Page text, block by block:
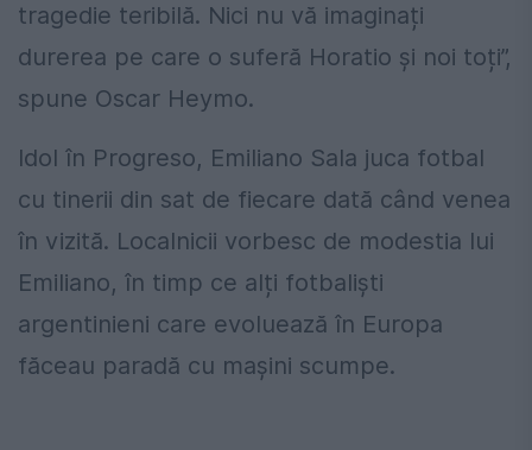
tragedie teribilă. Nici nu vă imaginați
durerea pe care o suferă Horatio și noi toți”,
spune Oscar Heymo.
Idol în Progreso, Emiliano Sala juca fotbal
cu tinerii din sat de fiecare dată când venea
în vizită. Localnicii vorbesc de modestia lui
Emiliano, în timp ce alți fotbaliști
argentinieni care evoluează în Europa
făceau paradă cu mașini scumpe.